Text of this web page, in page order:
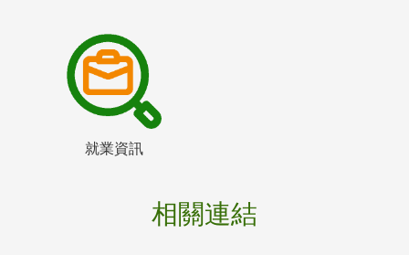
就業資訊
相關連結